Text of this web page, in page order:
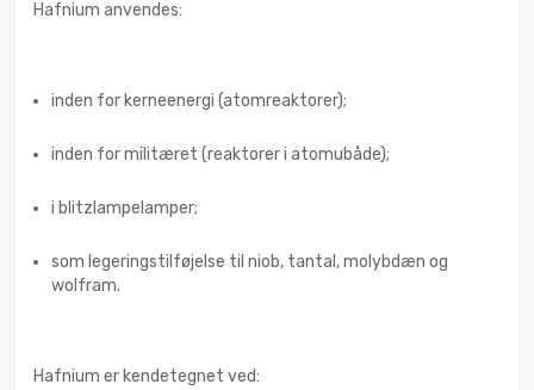
Hafnium anvendes:
inden for kerneenergi (atomreaktorer);
inden for militæret (reaktorer i atomubåde);
i blitzlampelamper;
som legeringstilføjelse til niob, tantal, molybdæn og
wolfram.
Hafnium er kendetegnet ved: